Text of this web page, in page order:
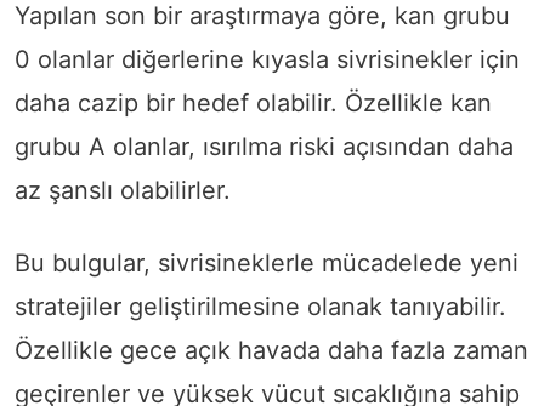
Yapılan son bir araştırmaya göre, kan grubu
0 olanlar diğerlerine kıyasla sivrisinekler için
daha cazip bir hedef olabilir. Özellikle kan
grubu A olanlar, ısırılma riski açısından daha
az şanslı olabilirler.
Bu bulgular, sivrisineklerle mücadelede yeni
stratejiler geliştirilmesine olanak tanıyabilir.
Özellikle gece açık havada daha fazla zaman
geçirenler ve yüksek vücut sıcaklığına sahip